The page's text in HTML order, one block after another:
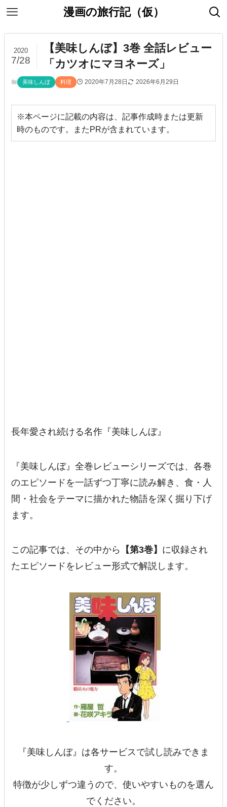
漫画の旅行記（仮）
【美味しんぼ】3巻 全話レビュー
「カツオにマヨネーズ」
2020
7/28
美味しんぼ 料理 2020年7月28日 2026年6月29日
※本ページに記載の内容は、記事作成時または更新
時のものです。またPRが含まれています。
長年愛され続ける名作『美味しんぼ』
『美味しんぼ』全巻レビューシリーズでは、各巻
のエピソードを一話ずつ丁寧に読み解き、食・人
間・社会をテーマに描かれた物語を深く掘り下げ
ます。
この記事では、その中から 【第3巻】 に収録され
たエピソードをレビュー形式で解説します。
『美味しんぼ』は各サービスで試し読みできま
す。
特徴が少しずつ違うので、使いやすいものを選ん
でください。